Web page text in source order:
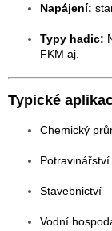
Napájení:
Typy hadic:
FKM aj.
Typické
Chemický
Stavebnictví
Vodní